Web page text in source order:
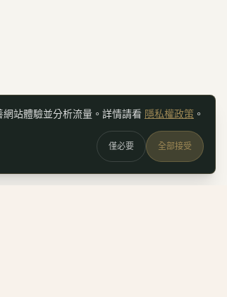
網站體驗並分析流量。詳情請看 隱私權政策 。
僅必要 全部接受